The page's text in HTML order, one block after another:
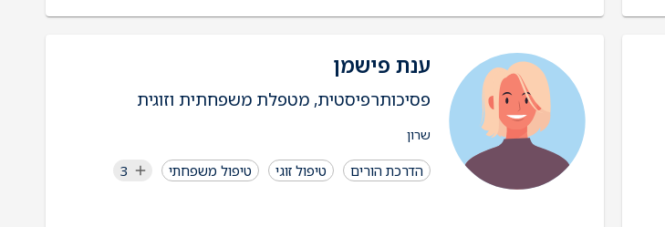
ענת פישמן
פסיכותרפיסטית, מטפלת משפחתית וזוגית
שרון
הדרכת הורים טיפול זוגי טיפול משפחתי 3